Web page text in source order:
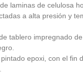
laminas de celulosa
a alta presión y
tablero impregnado
epoxi, con el fin